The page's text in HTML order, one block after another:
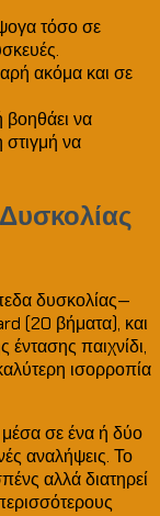
τόσο σε
ακόμα και σε
να
στιγμή να
δυσκολίας—
(20 βήματα), και
παιχνίδι,
ισορροπία
μέσα σε ένα ή δύο
αναλήψεις. Το
αλλά διατηρεί